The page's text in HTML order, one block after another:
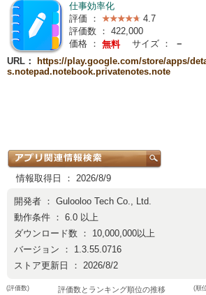
仕事効率化
評価 ：
4.7
評価数 ： 422,000
価格 ： 無料 サイズ ：
－
URL：
https://play.google.com/store/apps/
s.notepad.notebook.privatenotes.note
情報取得日 ： 2026/8/9
開発者 ： Gulooloo Tech Co., Ltd.
動作条件 ： 6.0 以上
ダウンロード数 ： 10,000,000以上
バージョン ： 1.3.55.0716
ストア更新日 ： 2026/8/2
(評価数) 評価数とランキング順位の推移 (順